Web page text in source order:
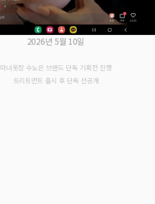
2026년 5월 10일
마녀옷장 수노은 브랜드 단독 기획전 진행
트리트먼트 출시 후 단독 선공개